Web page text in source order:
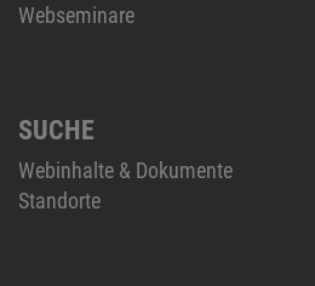
Webseminare
SUCHE
Webinhalte & Dokumente
Standorte